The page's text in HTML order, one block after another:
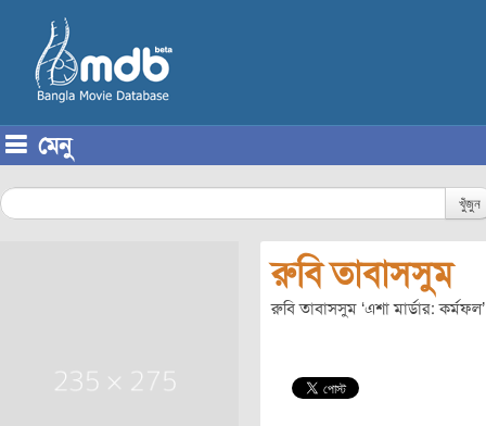
মেনু
খুঁজুন
রুবি তাবাসসুম
রুবি তাবাসসুম ‘এশা মার্ডার: